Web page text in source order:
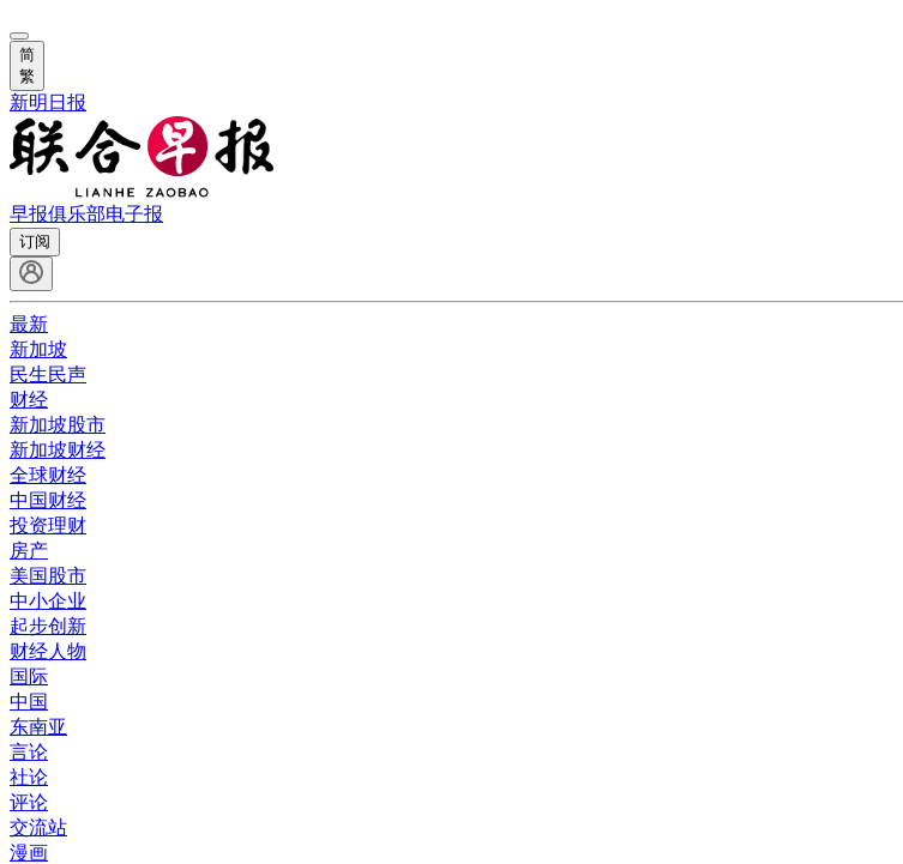
简
繁
新明日报
早报俱乐部电子报
订阅
最新
新加坡
民生民声
财经
新加坡股市
新加坡财经
全球财经
中国财经
投资理财
房产
美国股市
中小企业
起步创新
财经人物
国际
中国
东南亚
言论
社论
评论
交流站
漫画